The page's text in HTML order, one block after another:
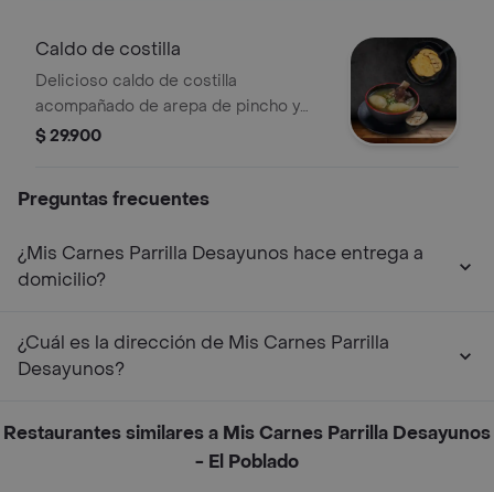
Caldo de costilla
Delicioso caldo de costilla
acompañado de arepa de pincho y
huevos al gusto
$ 29.900
Preguntas frecuentes
¿Mis Carnes Parrilla Desayunos hace entrega a
domicilio?
¿Cuál es la dirección de Mis Carnes Parrilla
Desayunos?
Restaurantes similares a Mis Carnes Parrilla Desayunos
- El Poblado